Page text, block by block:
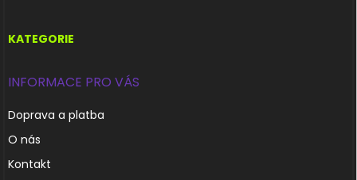
KATEGORIE
INFORMACE PRO VÁS
Doprava a platba
O nás
Kontakt